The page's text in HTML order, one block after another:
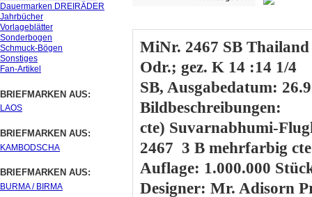
MiNr. 2467 SB Thailand
Odr.; gez. K 14 :14 1/4
SB, Ausgabedatum:
Bildbeschreibungen:
cte) Suvarnabhumi-
2467 3 B mehrfarbig cte
Auflage: 1.000.000
Designer: Mr. Adisorn
Dauermarken DREIRÄDER
Jahrbücher
Vorlageblätter
Sonderbogen
Schmuck-Bögen
Sonstiges
Fan-Artikel
BRIEFMARKEN AUS:
LAOS
BRIEFMARKEN AUS:
KAMBODSCHA
BRIEFMARKEN AUS:
BURMA / BIRMA